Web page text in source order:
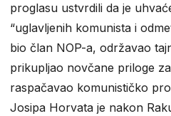
proglasu ustvrdili da je
“uglavljenih komunista i
bio član NOP-a, održavao
prikupljao novčane priloge
raspačavao komunističko
Josipa Horvata je nakon